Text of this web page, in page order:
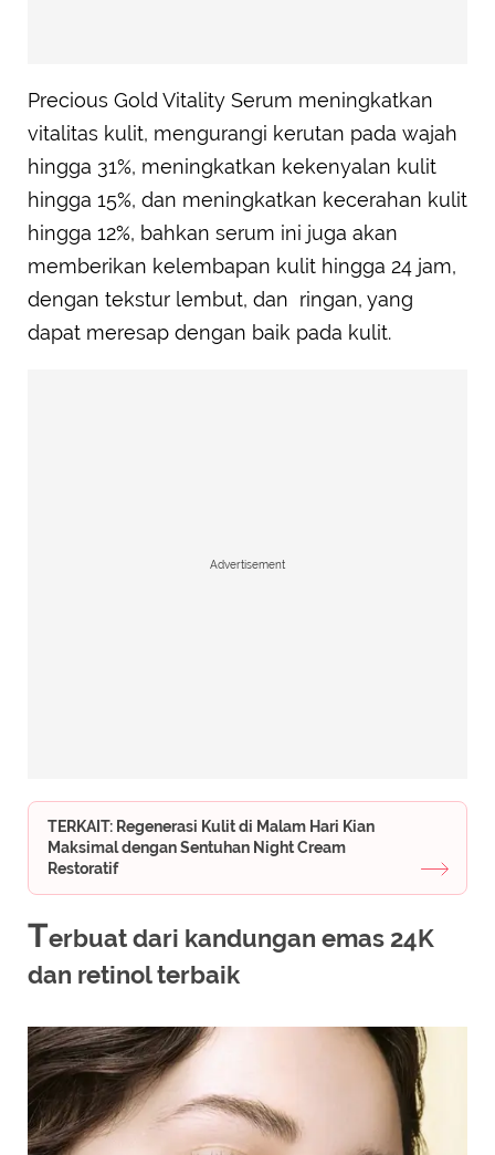
Precious Gold Vitality Serum meningkatkan
vitalitas kulit, mengurangi kerutan pada wajah
hingga 31%, meningkatkan kekenyalan kulit
hingga 15%, dan meningkatkan kecerahan kulit
hingga 12%, bahkan serum ini juga akan
memberikan kelembapan kulit hingga 24 jam,
dengan tekstur lembut, dan ringan, yang
dapat meresap dengan baik pada kulit.
Advertisement
TERKAIT: Regenerasi Kulit di Malam Hari Kian
Maksimal dengan Sentuhan Night Cream
Restoratif
Terbuat dari kandungan emas 24K
dan retinol terbaik